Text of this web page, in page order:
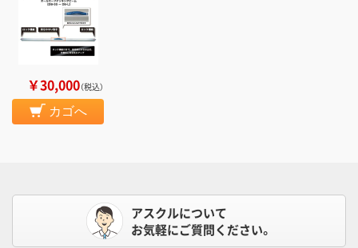
￥30,000（税込）
カゴへ
アスクルについて
お気軽にご質問ください。